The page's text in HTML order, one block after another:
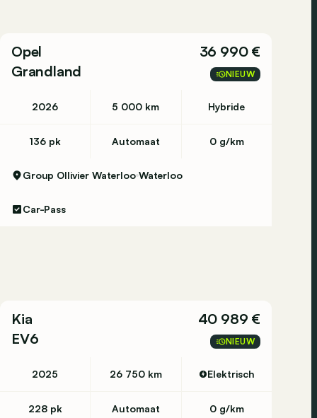
Opel
Grandland
36 990 €
NIEUW
2026 5 000 km Hybride
136 pk Automaat 0 g/km
Group Ollivier Waterloo Waterloo
Car-Pass
Kia
EV6
40 989 €
NIEUW
2025 26 750 km Elektrisch
228 pk Automaat 0 g/km